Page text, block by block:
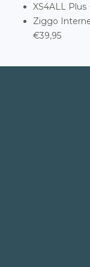
XS4ALL
Ziggo
€39,95